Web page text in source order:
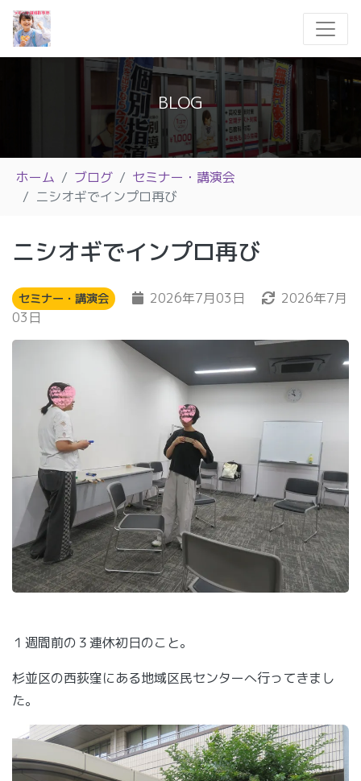
BLOG
ホーム ブログ
セミナー・講演会
ニシオギでインプロ再び
ニシオギでインプロ再び
セミナー・講演会 2026年7月03日
2026年7月
03日
１週間前の３連休初日のこと。
杉並区の西荻窪にある地域区民センターへ行ってきまし
た。